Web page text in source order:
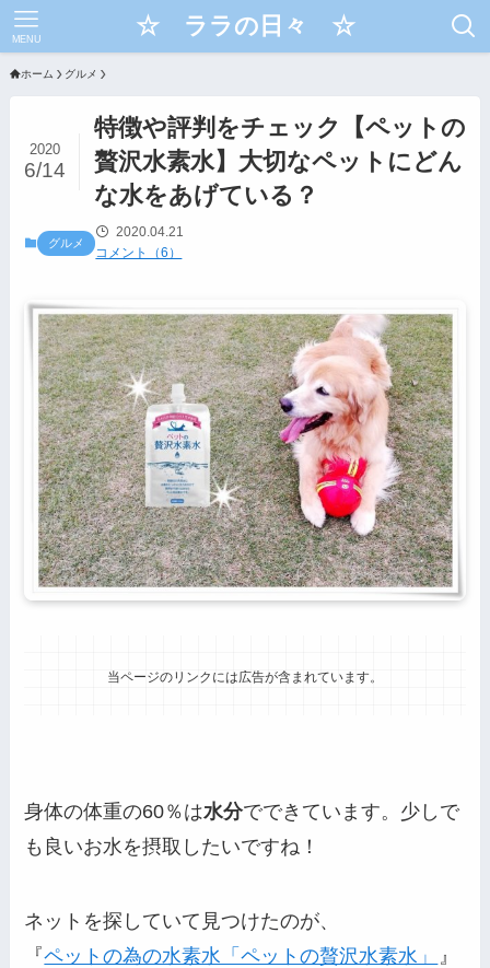
☆ ララの日々 ☆
MENU
ホーム グルメ
特徴や評判をチェック【ペットの
贅沢水素水】大切なペットにどん
な水をあげている？
2020
6/14
グルメ
2020.04.21
コメント（6）
当ページのリンクには広告が含まれています。
身体の体重の60％は水分でできています。少しで
も良いお水を摂取したいですね！
ネットを探していて見つけたのが、
『ペットの為の水素水「ペットの贅沢水素水」
』